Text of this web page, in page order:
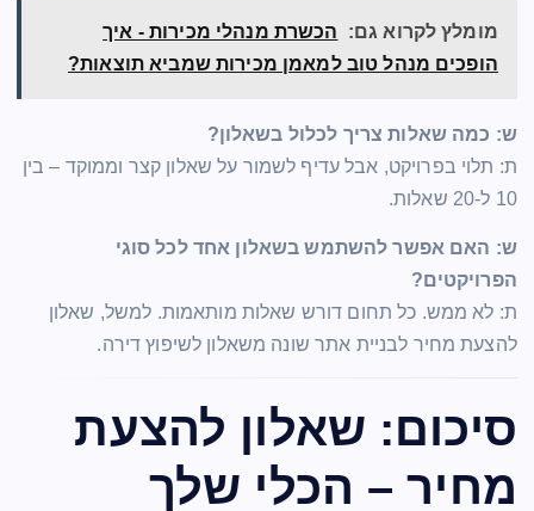
מומלץ לקרוא גם:
הכשרת מנהלי מכירות - איך
הופכים מנהל טוב למאמן מכירות שמביא תוצאות?
ש: כמה שאלות צריך לכלול בשאלון?
ת: תלוי בפרויקט, אבל עדיף לשמור על שאלון קצר וממוקד – בין
10 ל-20 שאלות.
ש: האם אפשר להשתמש בשאלון אחד לכל סוגי
הפרויקטים?
ת: לא ממש. כל תחום דורש שאלות מותאמות. למשל, שאלון
להצעת מחיר לבניית אתר שונה משאלון לשיפוץ דירה.
סיכום: שאלון להצעת
מחיר – הכלי שלך